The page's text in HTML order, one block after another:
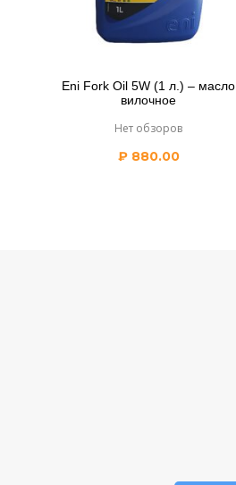
Eni Fork Oil 5W (1 л.) – масло
вилочное
Нет обзоров
₽880.00